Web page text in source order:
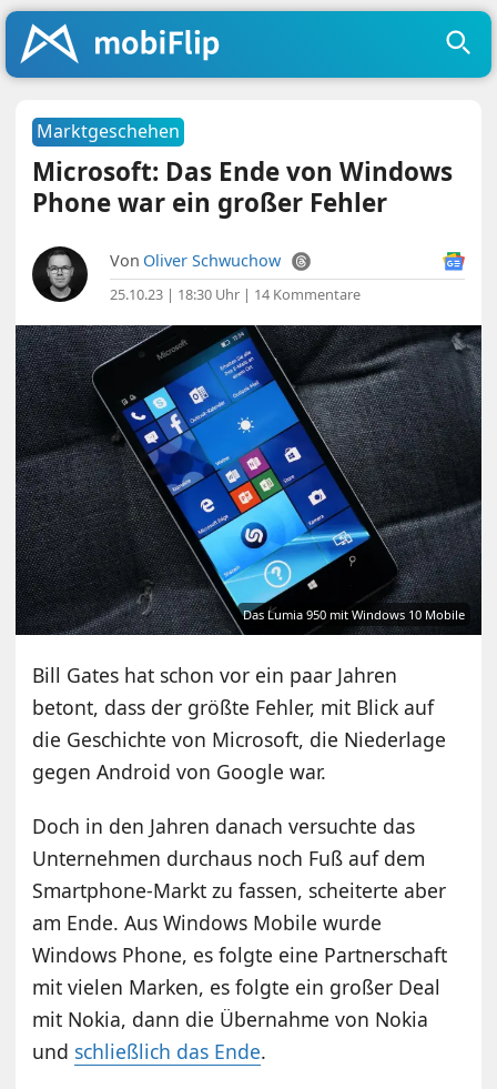
Marktgeschehen
Microsoft: Das Ende von Windows
Phone war ein großer Fehler
Von Oliver Schwuchow
25.10.23 | 18:30 Uhr | 14 Kommentare
Das Lumia 950 mit Windows 10 Mobile
Bill Gates hat schon vor ein paar Jahren
betont, dass der größte Fehler, mit Blick auf
die Geschichte von Microsoft, die Niederlage
gegen Android von Google war.
Doch in den Jahren danach versuchte das
Unternehmen durchaus noch Fuß auf dem
Smartphone-Markt zu fassen, scheiterte aber
am Ende. Aus Windows Mobile wurde
Windows Phone, es folgte eine Partnerschaft
mit vielen Marken, es folgte ein großer Deal
mit Nokia, dann die Übernahme von Nokia
und schließlich das Ende.